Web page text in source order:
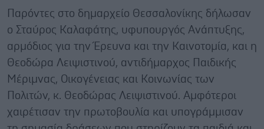
Παρόντες στο δημαρχείο Θεσσαλονίκης δήλωσαν
ο Σταύρος Καλαφάτης, υφυπουργός Ανάπτυξης,
αρμόδιος για την Έρευνα και την Καινοτομία, και η
Θεοδώρα Λειψιστινού, αντιδήμαρχος Παιδικής
Μέριμνας, Οικογένειας και Κοινωνίας των
Πολιτών, κ. Θεοδώρας Λειψιστινού. Αμφότεροι
χαιρέτισαν την πρωτοβουλία και υπογράμμισαν